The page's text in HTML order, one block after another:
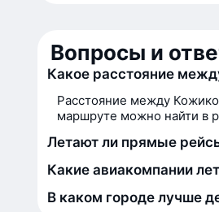
Вопросы и
Какое расстояние
Расстояние между
маршруте можно найти в
Летают ли прямые
Какие авиакомпании
В каком городе лучше